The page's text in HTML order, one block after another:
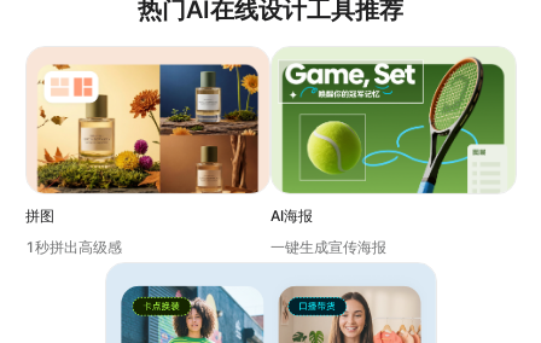
息识别。可以巧妙运用水元素图标或光泽效果来强化产品属
息，这是促成点击与转化的核心。遵循这些要点，便能打造
出高转化率的化妆水海报爆款设计。
热门AI在线设计工具推荐
拼图
1秒拼出高级感
AI海报
一键生成宣传海报